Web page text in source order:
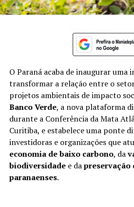
O Paraná acaba de inaugurar uma
transformar a relação entre o
projetos ambientais de impacto
Banco Verde, a nova plataforma
durante a Conferência da Mata
Curitiba, e estabelece uma ponte
investidoras e organizações que
economia de baixo carbono, da
biodiversidadee dapreservação
paranaenses.